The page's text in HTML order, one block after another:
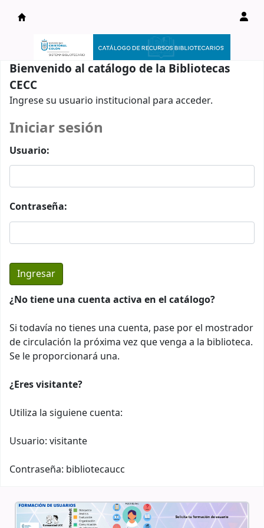
Catálogo en línea
Bienvenido al catálogo de la Bibliotecas
CECC
Ingrese su usuario institucional para acceder.
Iniciar sesión
Usuario:
Contraseña:
¿No tiene una cuenta activa en el catálogo?
Si todavía no tienes una cuenta, pase por el mostrador
de circulación la próxima vez que venga a la biblioteca.
Se le proporcionará una.
¿Eres visitante?
Utiliza la siguiene cuenta:
Usuario: visitante
Contraseña: bibliotecaucc